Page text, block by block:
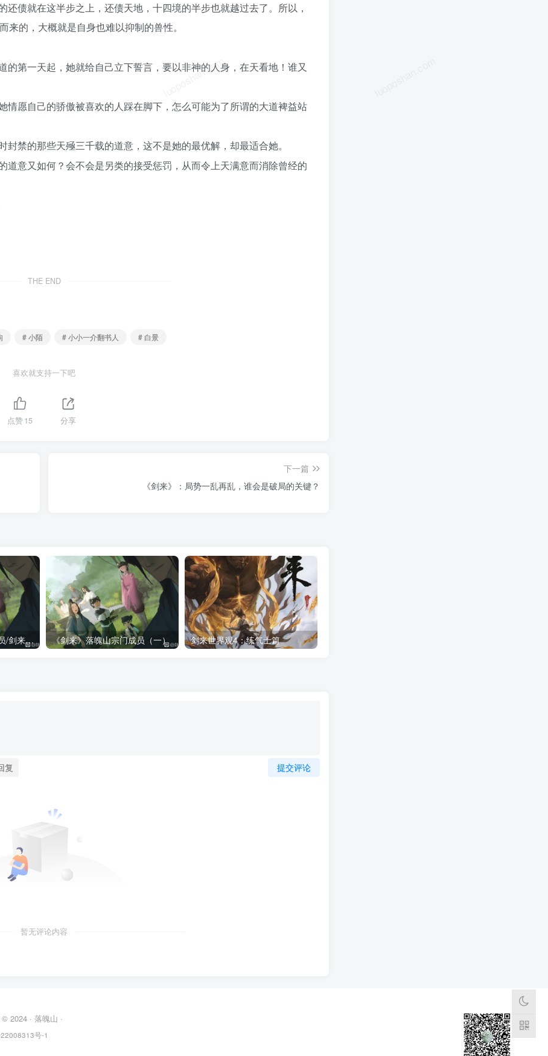
luoposhan.com
债就在这半步之上，还债天地，十四境的半步也就越过去了。所以，
的，大概就是自身也难以抑制的兽性。
第一天起，她就给自己立下誓言，要以非神的人身，在天看地！谁又
情愿自己的骄傲被喜欢的人踩在脚下，怎么可能为了所谓的大道裨益站
禁的那些天殛三千载的道意，这不是她的最优解，却最适合她。
道意又如何？会不会是另类的接受惩罚，从而令上天满意而消除曾经的
THE END
# 小陌 # 小小一介翻书人 # 白景
喜欢就支持一下吧
点赞15 分享
下一篇
《剑来》：局势一乱再乱，谁会是破局的关键？
《剑来》落魄山宗门成员/剑来落魄山人物一览表（全） 《剑来》落魄山宗门成员（一） 剑来世界观4：练气士篇
提交评论
复
暂无评论内容
2024 · 落魄山 ·
号-1